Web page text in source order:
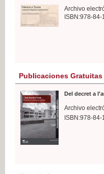
Archivo
ISBN:978-
Publicaciones Gratuitas
Del decret a
Archivo
ISBN:978-